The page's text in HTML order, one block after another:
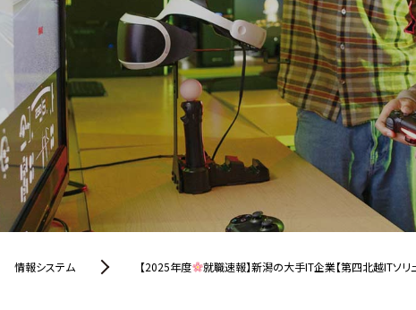
情報システム 【2025年度 就職速報】新潟の大手IT企業【第四北越ITソリ